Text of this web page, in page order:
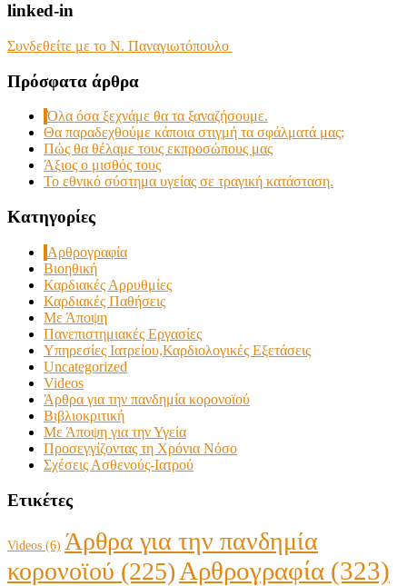
linked-in
Συνδεθείτε με το Ν. Παναγιωτόπουλο
Πρόσφατα άρθρα
Όλα όσα ξεχνάμε θα τα ξαναζήσουμε.
Θα παραδεχθούμε κάποια στιγμή τα σφάλματά μας;
Πώς θα θέλαμε τους εκπροσώπους μας
Άξιος ο μισθός τους
Το εθνικό σύστημα υγείας σε τραγική κατάσταση.
Kατηγορίες
Αρθρογραφία
Βιοηθική
Καρδιακές Αρρυθμίες
Καρδιακές Παθήσεις
Με Άποψη
Πανεπιστημιακές Εργασίες
Υπηρεσίες Ιατρείου,Καρδιολογικές Εξετάσεις
Uncategorized
Videos
Άρθρα για την πανδημία κορονοϊού
Βιβλιοκριτική
Με Άποψη για την Υγεία
Προσεγγίζοντας τη Χρόνια Νόσο
Σχέσεις Ασθενούς-Ιατρού
Ετικέτες
Videos (6) Άρθρα για την πανδημία
κορονοϊού (225) Αρθρογραφία (323)